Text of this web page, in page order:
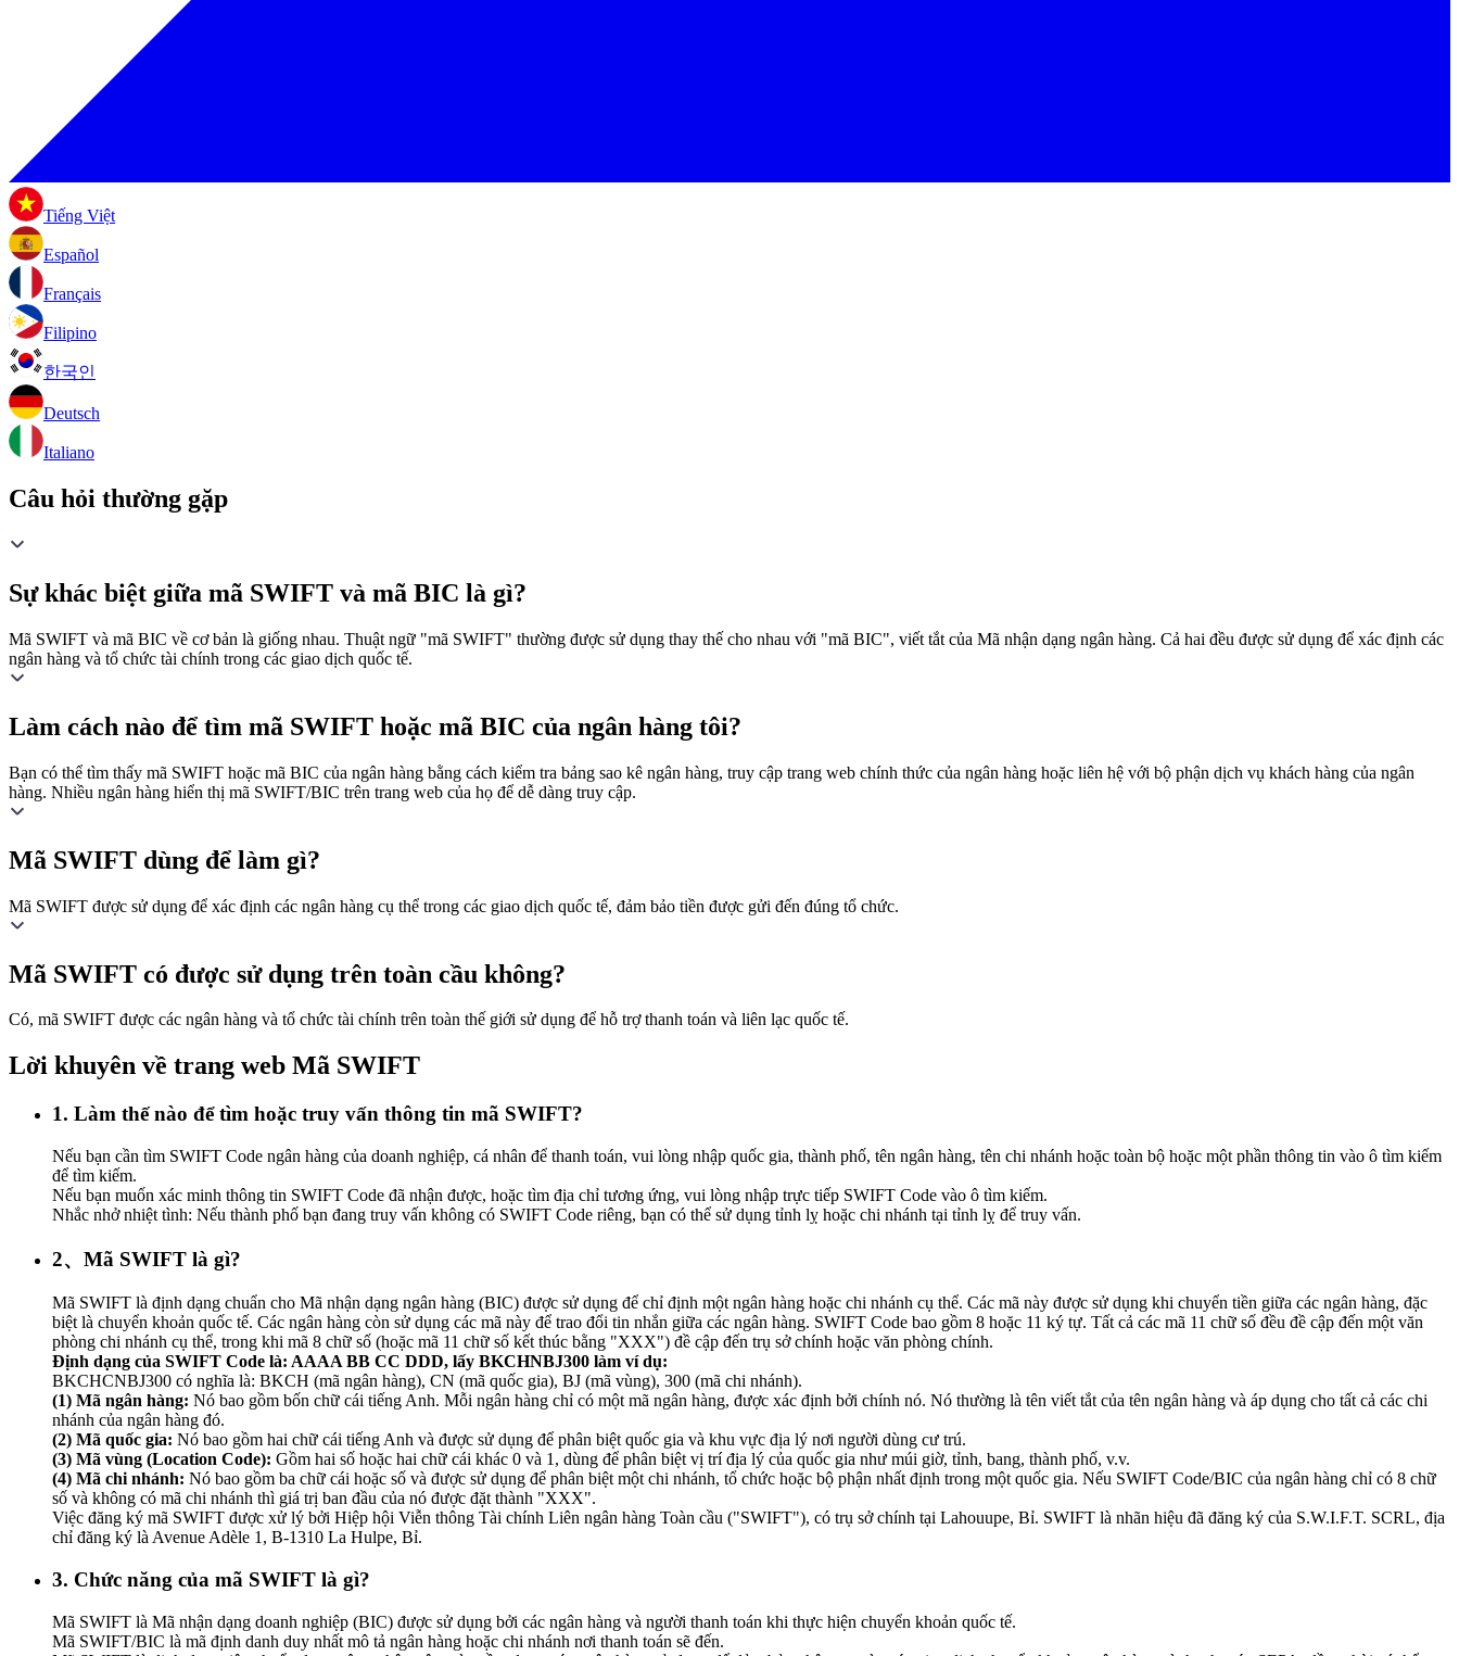
Tiếng Việt
Español
Français
Filipino
한국인
Deutsch
Italiano
Câu hỏi thường gặp
Sự khác biệt giữa mã SWIFT và mã BIC là gì?
Mã SWIFT và mã BIC về cơ bản là giống nhau. Thuật ngữ "mã SWIFT" thường được sử dụng thay thế cho nhau với "mã BIC", viết tắt của Mã nhận dạng ngân hàng. Cả hai đều được sử dụng để xác định các
ngân hàng và tổ chức tài chính trong các giao dịch quốc tế.
Làm cách nào để tìm mã SWIFT hoặc mã BIC của ngân hàng tôi?
Bạn có thể tìm thấy mã SWIFT hoặc mã BIC của ngân hàng bằng cách kiểm tra bảng sao kê ngân hàng, truy cập trang web chính thức của ngân hàng hoặc liên hệ với bộ phận dịch vụ khách hàng của ngân
hàng. Nhiều ngân hàng hiển thị mã SWIFT/BIC trên trang web của họ để dễ dàng truy cập.
Mã SWIFT dùng để làm gì?
Mã SWIFT được sử dụng để xác định các ngân hàng cụ thể trong các giao dịch quốc tế, đảm bảo tiền được gửi đến đúng tổ chức.
Mã SWIFT có được sử dụng trên toàn cầu không?
Có, mã SWIFT được các ngân hàng và tổ chức tài chính trên toàn thế giới sử dụng để hỗ trợ thanh toán và liên lạc quốc tế.
Lời khuyên về trang web Mã SWIFT
1. Làm thế nào để tìm hoặc truy vấn thông tin mã SWIFT?
Nếu bạn cần tìm SWIFT Code ngân hàng của doanh nghiệp, cá nhân để thanh toán, vui lòng nhập quốc gia, thành phố, tên ngân hàng, tên chi nhánh hoặc toàn bộ hoặc một phần thông tin vào ô tìm kiếm
để tìm kiếm.
Nếu bạn muốn xác minh thông tin SWIFT Code đã nhận được, hoặc tìm địa chỉ tương ứng, vui lòng nhập trực tiếp SWIFT Code vào ô tìm kiếm.
Nhắc nhở nhiệt tình: Nếu thành phố bạn đang truy vấn không có SWIFT Code riêng, bạn có thể sử dụng tỉnh lỵ hoặc chi nhánh tại tỉnh lỵ để truy vấn.
2、Mã SWIFT là gì?
Mã SWIFT là định dạng chuẩn cho Mã nhận dạng ngân hàng (BIC) được sử dụng để chỉ định một ngân hàng hoặc chi nhánh cụ thể. Các mã này được sử dụng khi chuyển tiền giữa các ngân hàng, đặc
biệt là chuyển khoản quốc tế. Các ngân hàng còn sử dụng các mã này để trao đổi tin nhắn giữa các ngân hàng. SWIFT Code bao gồm 8 hoặc 11 ký tự. Tất cả các mã 11 chữ số đều đề cập đến một văn
phòng chi nhánh cụ thể, trong khi mã 8 chữ số (hoặc mã 11 chữ số kết thúc bằng "XXX") đề cập đến trụ sở chính hoặc văn phòng chính.
Định dạng của SWIFT Code là: AAAA BB CC DDD, lấy BKCHNBJ300 làm ví dụ:
BKCHCNBJ300 có nghĩa là: BKCH (mã ngân hàng), CN (mã quốc gia), BJ (mã vùng), 300 (mã chi nhánh).
(1) Mã ngân hàng: Nó bao gồm bốn chữ cái tiếng Anh. Mỗi ngân hàng chỉ có một mã ngân hàng, được xác định bởi chính nó. Nó thường là tên viết tắt của tên ngân hàng và áp dụng cho tất cả các chi
nhánh của ngân hàng đó.
(2) Mã quốc gia: Nó bao gồm hai chữ cái tiếng Anh và được sử dụng để phân biệt quốc gia và khu vực địa lý nơi người dùng cư trú.
(3) Mã vùng (Location Code): Gồm hai số hoặc hai chữ cái khác 0 và 1, dùng để phân biệt vị trí địa lý của quốc gia như múi giờ, tỉnh, bang, thành phố, v.v.
(4) Mã chi nhánh: Nó bao gồm ba chữ cái hoặc số và được sử dụng để phân biệt một chi nhánh, tổ chức hoặc bộ phận nhất định trong một quốc gia. Nếu SWIFT Code/BIC của ngân hàng chỉ có 8 chữ
số và không có mã chi nhánh thì giá trị ban đầu của nó được đặt thành "XXX".
Việc đăng ký mã SWIFT được xử lý bởi Hiệp hội Viễn thông Tài chính Liên ngân hàng Toàn cầu ("SWIFT"), có trụ sở chính tại Lahouupe, Bỉ. SWIFT là nhãn hiệu đã đăng ký của S.W.I.F.T. SCRL, địa
chỉ đăng ký là Avenue Adèle 1, B-1310 La Hulpe, Bỉ.
3. Chức năng của mã SWIFT là gì?
Mã SWIFT là Mã nhận dạng doanh nghiệp (BIC) được sử dụng bởi các ngân hàng và người thanh toán khi thực hiện chuyển khoản quốc tế.
Mã SWIFT/BIC là mã định danh duy nhất mô tả ngân hàng hoặc chi nhánh nơi thanh toán sẽ đến.